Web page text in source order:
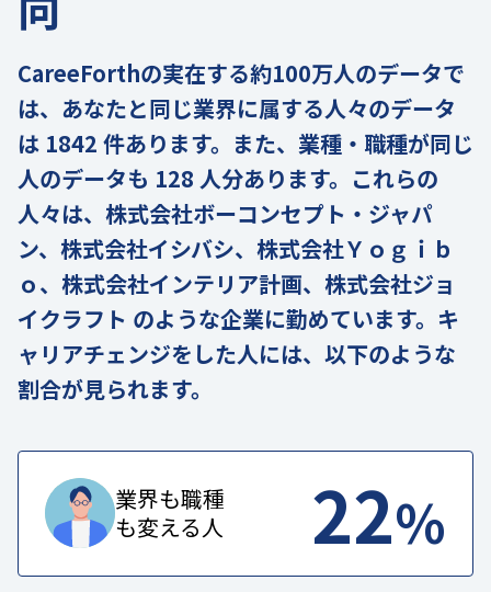
CareeForthの実在する約100万人のデータで
は、あなたと同じ業界に属する人々のデータ
は 1842 件あります。また、業種・職種が同じ
人のデータも 128 人分あります。これらの
人々は、株式会社ボーコンセプト・ジャパ
ン、株式会社イシバシ、株式会社Ｙｏｇｉｂ
ｏ、株式会社インテリア計画、株式会社ジョ
イクラフト のような企業に勤めています。キ
ャリアチェンジをした人には、以下のような
割合が見られます。
業界も職種
も変える人
22%